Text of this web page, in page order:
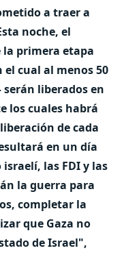
a traer a
noche, el
la primera etapa
cual al menos 50
serán liberados en
los cuales habrá
de cada
en un día
israelí, las FDI y las
la guerra para
completar la
que Gaza no
de Israel",